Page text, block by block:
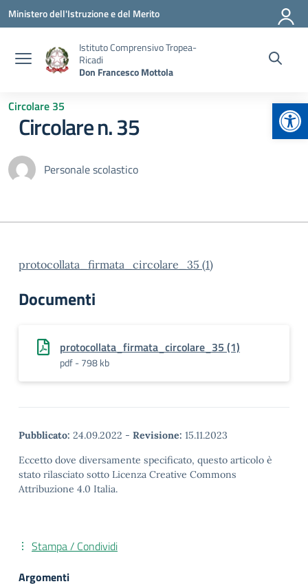
Vai ai contenuti
Vai al menu di navigazione
Vai al footer
Ministero dell'Istruzione e del Merito
Istituto Comprensivo Tropea-
Ricadi
Don Francesco Mottola
Circolare 35
Circolare n. 35
Personale scolastico
protocollata_firmata_circolare_35 (1)
Documenti
protocollata_firmata_circolare_35 (1)
pdf - 798 kb
Pubblicato: 24.09.2022 - Revisione: 15.11.2023
Eccetto dove diversamente specificato, questo articolo è
stato rilasciato sotto Licenza Creative Commons
Attribuzione 4.0 Italia.
Stampa / Condividi
Argomenti